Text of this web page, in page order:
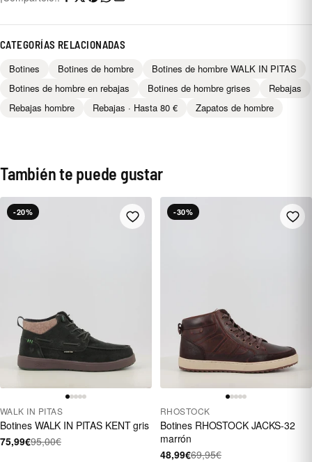
CATEGORÍAS RELACIONADAS
Botines Botines de hombre
Botines de hombre WALK IN PITAS
Botines de hombre en rebajas
Botines de hombre grises
Rebajas
Rebajas hombre
Rebajas · Hasta 80 € Zapatos de hombre
También te puede gustar
-20%
WALK IN PITAS
Botines WALK IN PITAS KENT gris
75,99€95,00€
-30%
RHOSTOCK
Botines RHOSTOCK JACKS-32
marrón
48,99€69,95€